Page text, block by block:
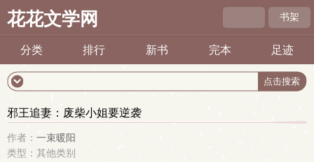
花花文学网 书架
分类 排行 新书 完本 足迹
邪王追妻：废柴小姐要逆袭
作者： 一束暖阳
类型：其他类别